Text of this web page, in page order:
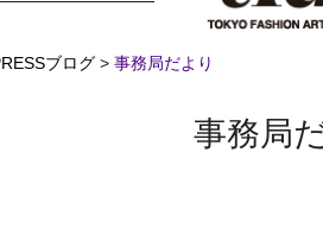
ブログ >事務局だより
事務局